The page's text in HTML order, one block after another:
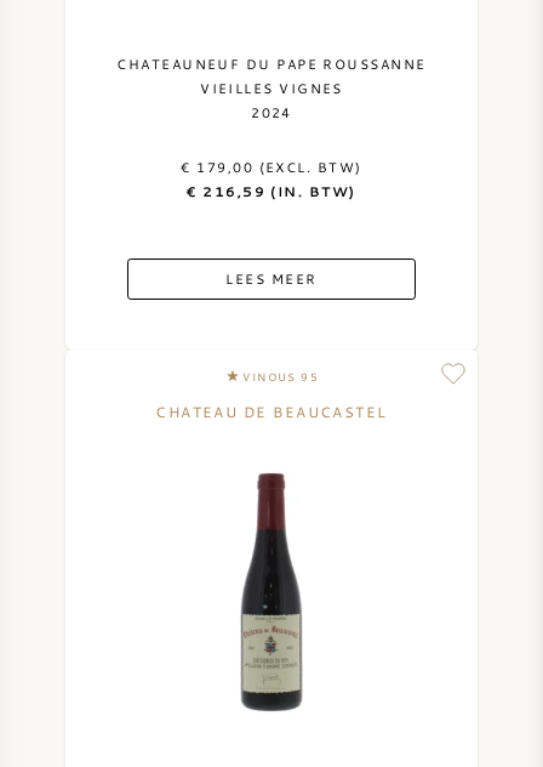
RIESLING
ITALIAANSE WIJN
SPAANSE WIJN
OOSTENRIJKSE WIJN
CHATEAUNEUF DU PAPE ROUSSANNE
VIEILLES VIGNES
2024
€ 179,00 (EXCL. BTW)
€ 216,59 (IN. BTW)
LEES MEER
VINOUS 95
CHATEAU DE BEAUCASTEL